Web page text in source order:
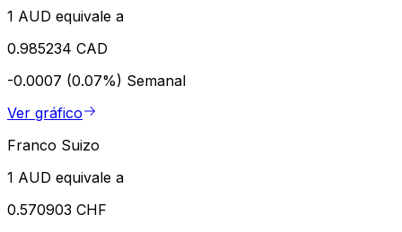
1 AUD equivale a
0.985234 CAD
-0.0007 (0.07%) Semanal
Ver gráfico
Franco Suizo
1 AUD equivale a
0.570903 CHF